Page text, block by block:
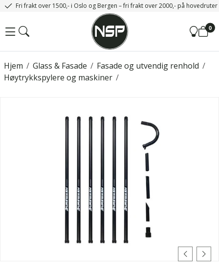
Fri frakt over 1500,- i Oslo og Bergen – fri frakt over 2000,- på
0
/
Hjem /
Glass & Fasade /
Fasade og utvendig renhold
/
Høytrykkspylere og maskiner